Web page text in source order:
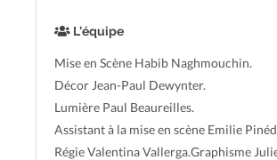
L'équipe
Mise en Scène Habib Naghmouchin.
Décor Jean-Paul Dewynter.
Lumière Paul Beaureilles.
Assistant à la mise en scène Emilie
Régie Valentina Vallerga.Graphisme